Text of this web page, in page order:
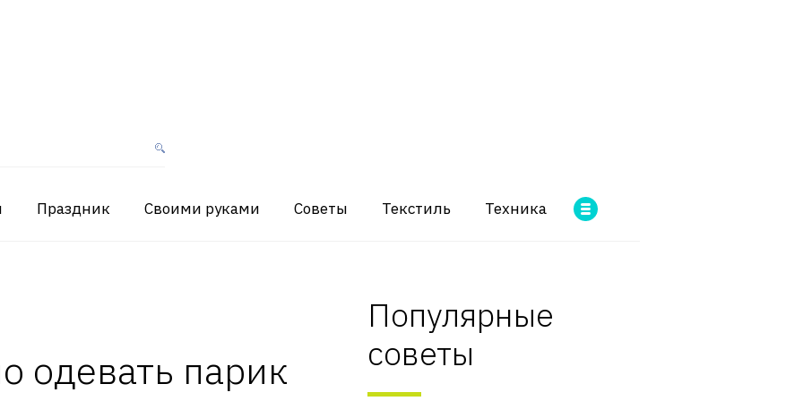
Праздник Своими руками Советы Текстиль Техника
одевать парик
Популярные
советы